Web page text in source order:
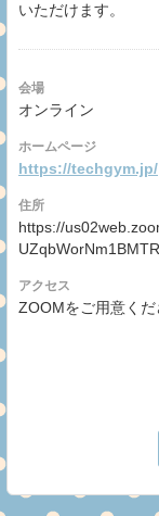
いただけます。
会場
オンライン
ホームページ
https://techgym.jp/
住所
https://
アクセス
ZOOMをご用意くだ